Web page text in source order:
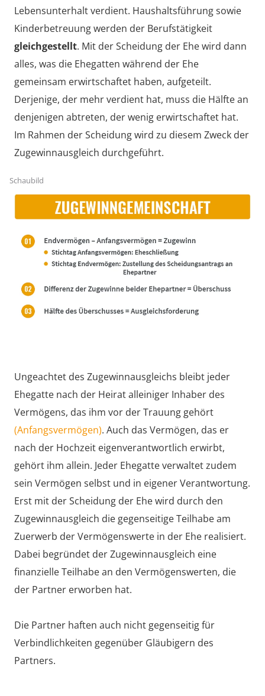
Schaubild
Lebensunterhalt verdient. Haushaltsführung sowie
Kinderbetreuung werden der Berufstätigkeit
gleichgestellt. Mit der Scheidung der Ehe wird dann
alles, was die Ehegatten während der Ehe
gemeinsam erwirtschaftet haben, aufgeteilt.
Derjenige, der mehr verdient hat, muss die Hälfte an
denjenigen abtreten, der wenig erwirtschaftet hat.
Im Rahmen der Scheidung wird zu diesem Zweck der
Zugewinnausgleich durchgeführt.
Ungeachtet des Zugewinnausgleichs bleibt jeder
Ehegatte nach der Heirat alleiniger Inhaber des
Vermögens, das ihm vor der Trauung gehört
(Anfangsvermögen). Auch das Vermögen, das er
nach der Hochzeit eigenverantwortlich erwirbt,
gehört ihm allein. Jeder Ehegatte verwaltet zudem
sein Vermögen selbst und in eigener Verantwortung.
Erst mit der Scheidung der Ehe wird durch den
Zugewinnausgleich die gegenseitige Teilhabe am
Zuerwerb der Vermögenswerte in der Ehe realisiert.
Dabei begründet der Zugewinnausgleich eine
finanzielle Teilhabe an den Vermögenswerten, die
der Partner erworben hat.
Die Partner haften auch nicht gegenseitig für
Verbindlichkeiten gegenüber Gläubigern des
Partners.